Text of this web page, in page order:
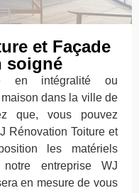
et Façade
soigné
en intégralité ou
dans la ville de
que, vous pouvez
Rénovation Toiture et
les matériels
entreprise WJ
en mesure de vous